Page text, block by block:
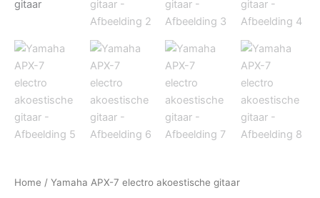
Home / Yamaha APX-7 electro akoestische gitaar